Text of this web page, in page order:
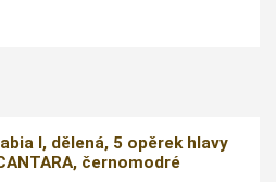
I, dělená, 5 opěrek hlavy
černomodré